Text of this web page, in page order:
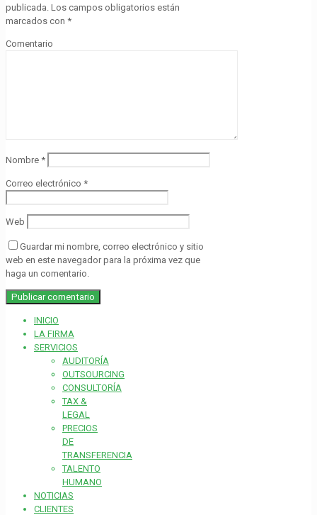
publicada. Los campos obligatorios están
marcados con *
Comentario
Nombre *
Correo electrónico *
Web
Guardar mi nombre, correo electrónico y sitio
web en este navegador para la próxima vez que
haga un comentario.
INICIO
LA FIRMA
SERVICIOS
AUDITORÍA
OUTSOURCING
CONSULTORÍA
TAX &
LEGAL
PRECIOS
DE
TRANSFERENCIA
TALENTO
HUMANO
NOTICIAS
CLIENTES